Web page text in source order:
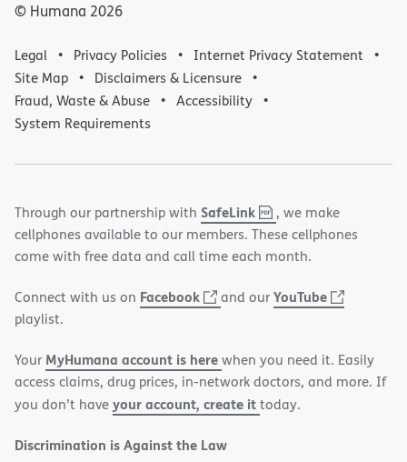
© Humana 2026
Legal Privacy Policies
Internet Privacy Statement
Site Map
Disclaimers & Licensure
Fraud, Waste & Abuse
Accessibility
System Requirements
Through our partnership with SafeLink,
PDF
(opens
in
new
, we make
cellphones available to our members. These cellphones
come with free data and call time each month.
Connect with us on Facebook
(opens
window)
and ourYouTube
(opens
window)
playlist.
Your MyHumana account is herewhen you need it. Easily
access claims, drug prices, in-network doctors, and more. If
you don’t haveyour account, create ittoday.
Discrimination is Against the Law